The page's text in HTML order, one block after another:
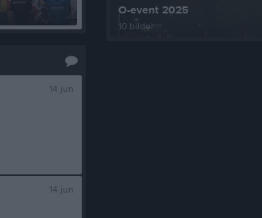
14 jun
14 jun
O-event 2025
10 bilder